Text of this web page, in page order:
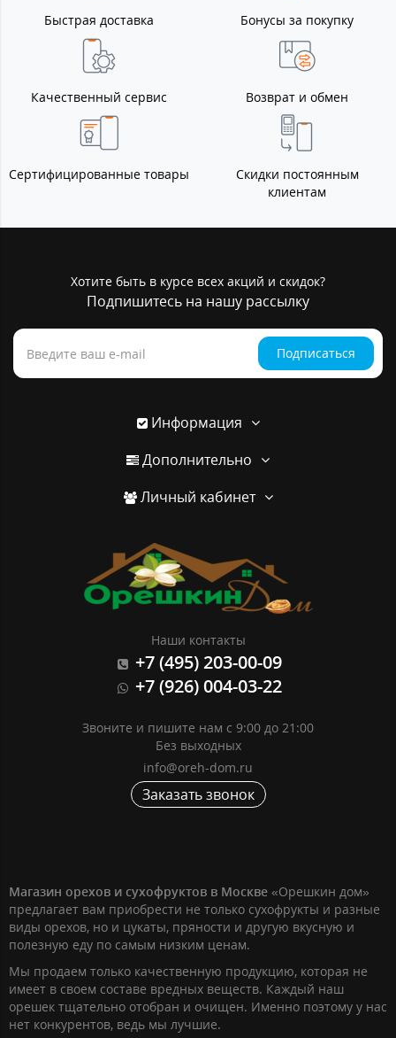
Быстрая доставка Бонусы за покупку
Качественный сервис Возврат и обмен
Сертифицированные товары
Скидки постоянным
клиентам
Хотите быть в курсе всех акций и скидок?
Подпишитесь на нашу рассылку
Подписаться
Информация
Дополнительно
Личный кабинет
Наши контакты
+7 (495) 203-00-09
+7 (926) 004-03-22
Звоните и пишите нам с 9:00 до 21:00
Без выходных
info@oreh-dom.ru
Заказать звонок
Магазин орехов и сухофруктов в Москве «Орешкин дом»
предлагает вам приобрести не только сухофрукты и разные
виды орехов, но и цукаты, пряности и другую вкусную и
полезную еду по самым низким ценам.
Мы продаем только качественную продукцию, которая не
имеет в своем составе вредных веществ. Каждый наш
орешек тщательно отобран и очищен. Именно поэтому у нас
нет конкурентов, ведь мы лучшие.